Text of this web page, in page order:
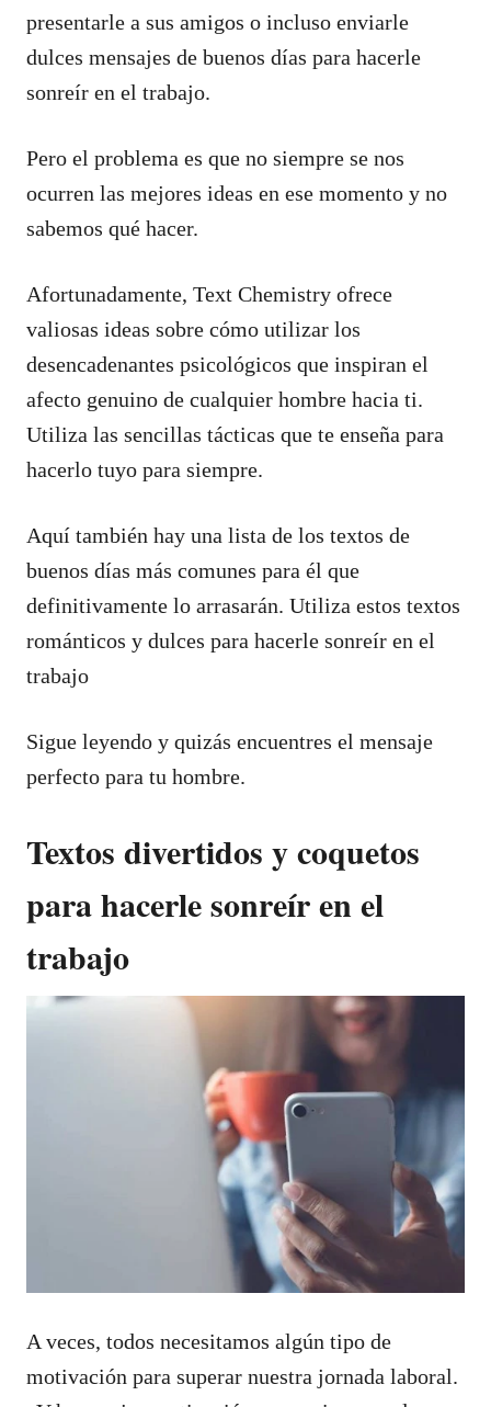
presentarle a sus amigos o incluso enviarle
dulces mensajes de buenos días para hacerle
sonreír en el trabajo.
Pero el problema es que no siempre se nos
ocurren las mejores ideas en ese momento y no
sabemos qué hacer.
Afortunadamente, Text Chemistry ofrece
valiosas ideas sobre cómo utilizar los
desencadenantes psicológicos que inspiran el
afecto genuino de cualquier hombre hacia ti.
Utiliza las sencillas tácticas que te enseña para
hacerlo tuyo para siempre.
Aquí también hay una lista de los textos de
buenos días más comunes para él que
definitivamente lo arrasarán. Utiliza estos textos
románticos y dulces para hacerle sonreír en el
trabajo
Sigue leyendo y quizás encuentres el mensaje
perfecto para tu hombre.
Textos divertidos y coquetos
para hacerle sonreír en el
trabajo
A veces, todos necesitamos algún tipo de
motivación para superar nuestra jornada laboral.